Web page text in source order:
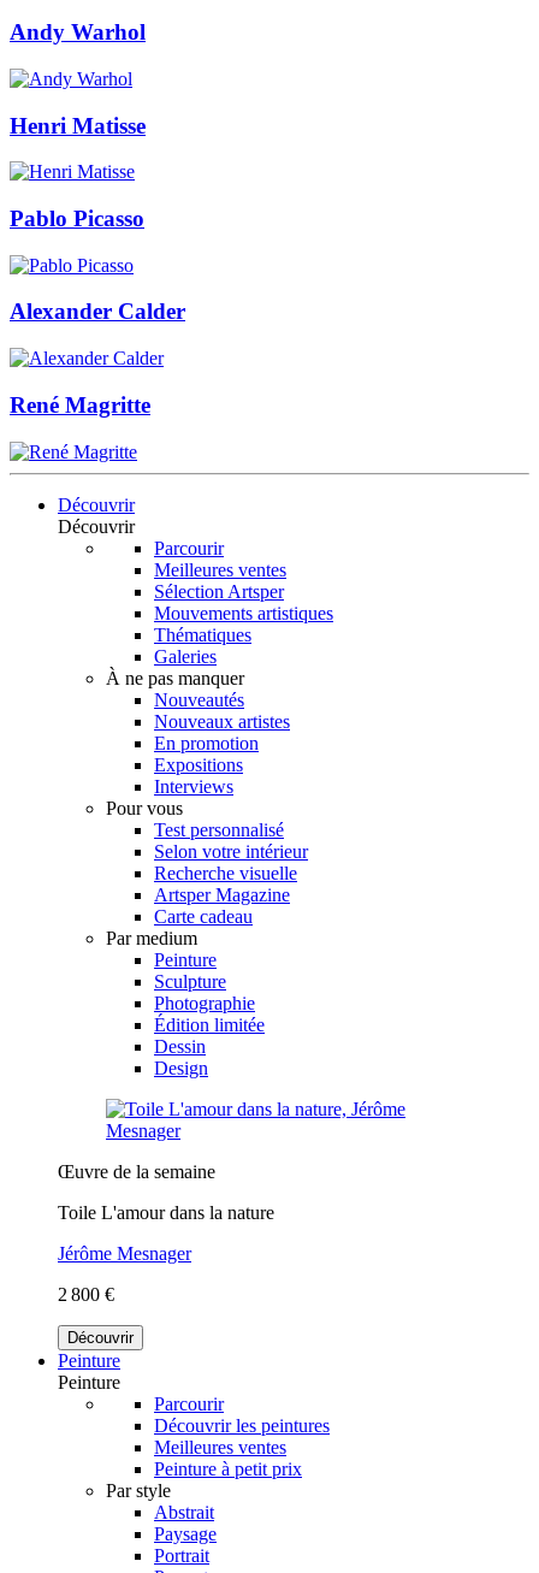
Andy Warhol
Henri Matisse
Pablo Picasso
Alexander Calder
René Magritte
Découvrir
Découvrir
Parcourir
Meilleures ventes
Sélection Artsper
Mouvements artistiques
Thématiques
Galeries
À ne pas manquer
Nouveautés
Nouveaux artistes
En promotion
Expositions
Interviews
Pour vous
Test personnalisé
Selon votre intérieur
Recherche visuelle
Artsper Magazine
Carte cadeau
Par medium
Peinture
Sculpture
Photographie
Édition limitée
Dessin
Design
Œuvre de la semaine
Toile L'amour dans la nature
Jérôme Mesnager
2 800 €
Découvrir
Peinture
Peinture
Parcourir
Découvrir les peintures
Meilleures ventes
Peinture à petit prix
Par style
Abstrait
Paysage
Portrait